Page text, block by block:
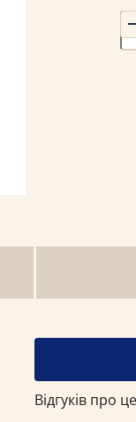
Відгуків про